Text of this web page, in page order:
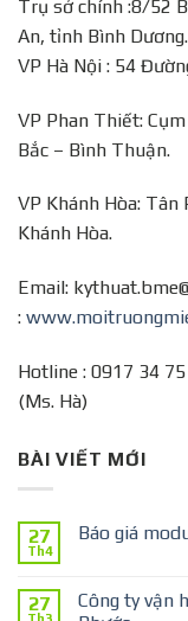
Trụ sở chính :8/52
An, tỉnh Bình Dương.
VP Hà Nội : 54
VP Phan Thiết:
Bắc – Bình Thuận.
VP Khánh Hòa: Tân
Khánh Hòa.
Email:
:
Hotline : 0917 34
(Ms. Hà)
BÀI VIẾT MỚI
27
Th4
Báo giá
27
Th3
Công ty vận